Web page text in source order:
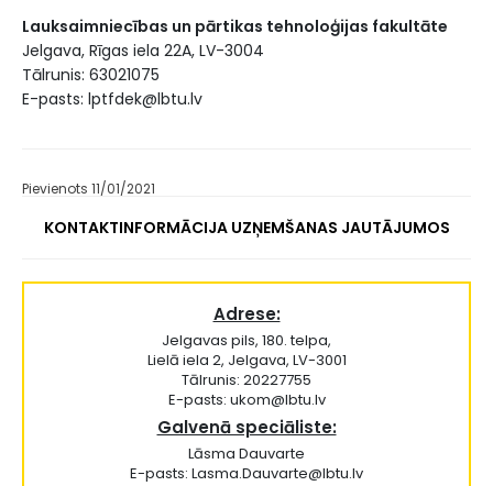
Lauksaimniecības un pārtikas tehnoloģijas fakultāte
Jelgava, Rīgas iela 22A, LV-3004
Tālrunis: 63021075
E-pasts: lptfdek@lbtu.lv
Pievienots 11/01/2021
KONTAKTINFORMĀCIJA UZŅEMŠANAS JAUTĀJUMOS
Adrese:
Jelgavas pils, 180. telpa,
Lielā iela 2, Jelgava, LV-3001
Tālrunis: 20227755
E-pasts: ukom@lbtu.lv
Galvenā speciāliste:
Lāsma Dauvarte
E-pasts: Lasma.Dauvarte@lbtu.lv